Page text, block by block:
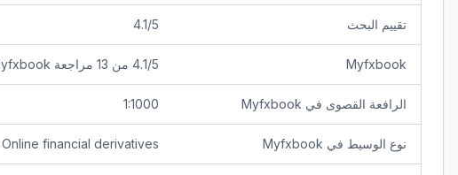
تقييم البحث 4.1/5
Myfxbook 4.1/5 من 13 مراجعة Myfxbook
الرافعة القصوى في Myfxbook 1:1000
نوع الوسيط في Myfxbook Online financial derivatives